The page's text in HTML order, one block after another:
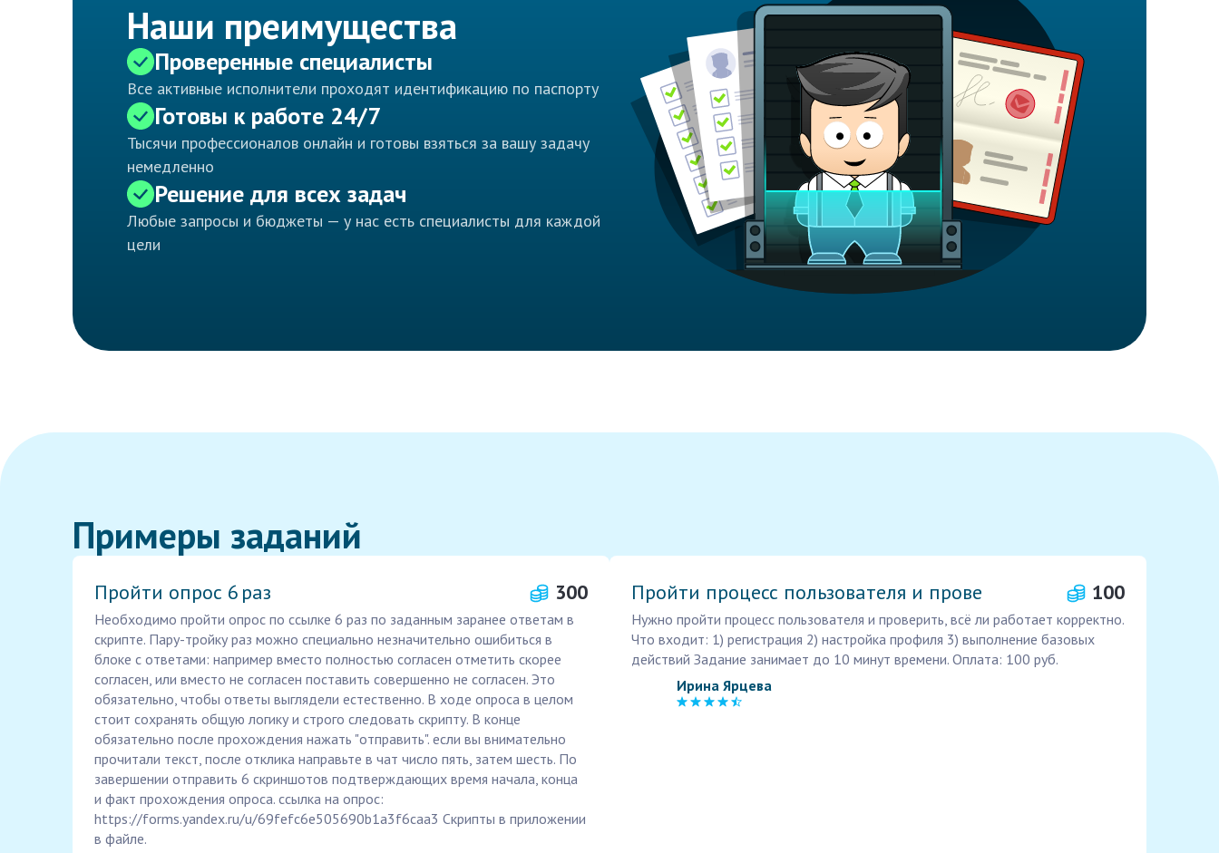
Наши преимущества
Проверенные специалисты
Все активные исполнители проходят идентификацию по паспорту
Готовы к работе 24/7
Тысячи профессионалов онлайн и готовы взяться за вашу задачу
немедленно
Решение для всех задач
Любые запросы и бюджеты — у нас есть специалисты для каждой
цели
Примеры заданий
Пройти опрос 6 раз 300
Необходимо пройти опрос по ссылке 6 раз по заданным заранее ответам в
скрипте. Пару-тройку раз можно специально незначительно ошибиться в
блоке с ответами: например вместо полностью согласен отметить скорее
согласен, или вместо не согласен поставить совершенно не согласен. Это
обязательно, чтобы ответы выглядели естественно. В ходе опроса в целом
стоит сохранять общую логику и строго следовать скрипту. В конце
обязательно после прохождения нажать "отправить". если вы внимательно
прочитали текст, после отклика направьте в чат число пять, затем шесть. По
завершении отправить 6 скриншотов подтверждающих время начала, конца
и факт прохождения опроса. ссылка на опрос:
https://forms.yandex.ru/u/69fefc6e505690b1a3f6caa3 Скрипты в приложении
в файле.
Пройти процесс пользователя и прове 100
Нужно пройти процесс пользователя и проверить, всё ли работает корректно.
Что входит: 1) регистрация 2) настройка профиля 3) выполнение базовых
действий Задание занимает до 10 минут времени. Оплата: 100 руб.
Ирина Ярцева